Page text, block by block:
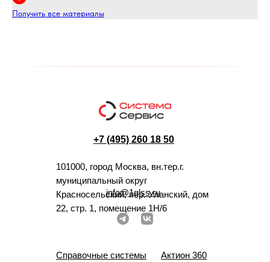
Получить все материалы
+7 (495) 260 18 50
101000, город Москва, вн.тер.г.
муниципальный округ
Красносельский, пер. Уланский, дом
22, стр. 1, помещение 1Н/6
info@1glss.ru
Справочные системы
Актион 360